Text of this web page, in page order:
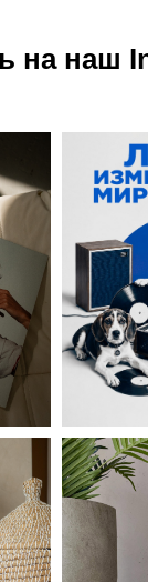
на наш